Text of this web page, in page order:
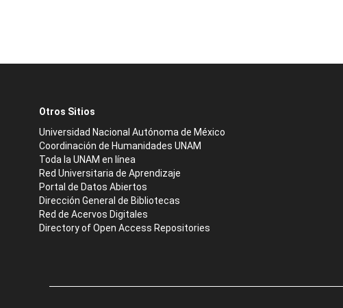
Otros Sitios
Universidad Nacional Autónoma de México
Coordinación de Humanidades UNAM
Toda la UNAM en línea
Red Universitaria de Aprendizaje
Portal de Datos Abiertos
Dirección General de Bibliotecas
Red de Acervos Digitales
Directory of Open Access Repositories